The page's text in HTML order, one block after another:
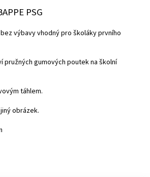
PSG
výbavy vhodný pro školáky prvního
pružných gumových poutek na školní
táhlem.
obrázek.